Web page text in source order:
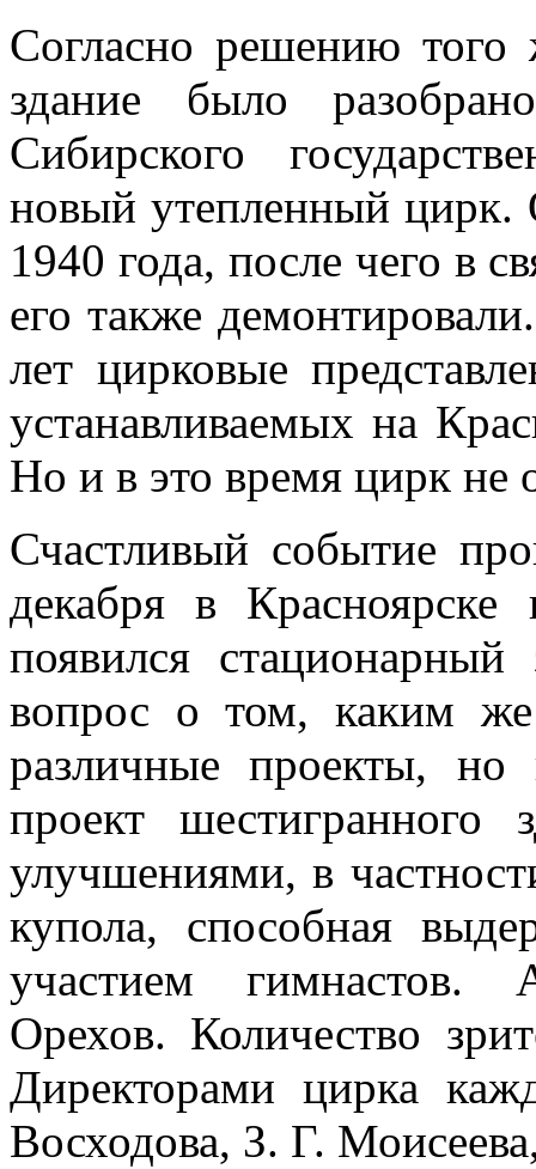
Согласно решению того
здание было
Сибирского
новый утепленный цирк.
1940 года, после чего в
его также
лет цирковые
устанавливаемых на
Но и в это время цирк не
Счастливый событие
декабря в Красноярске
появился
вопрос о том, каким
различные проекты,
проект
улучшениями, в
купола, способная
участием гимнастов.
Орехов. Количество
Директорами цирка
Восходова, З. Г.